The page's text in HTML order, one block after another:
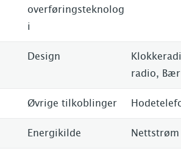
overføringsteknolog
i
Design
radio,
Øvrige tilkoblinger
Energikilde Nettstrøm